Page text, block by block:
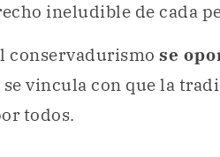
ineludible de cada
conservadurismo se
vincula con que la
todos.